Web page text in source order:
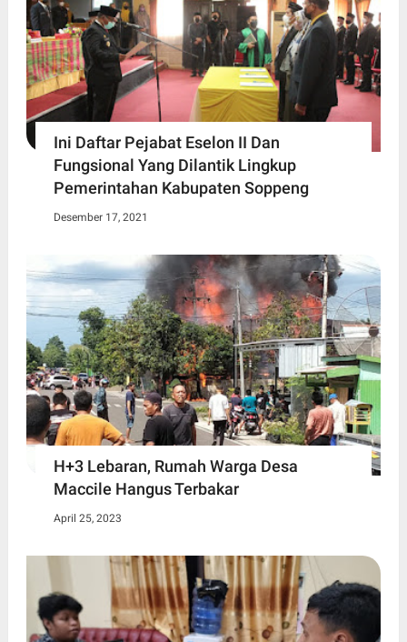
Ini Daftar Pejabat Eselon II Dan
Fungsional Yang Dilantik Lingkup
Pemerintahan Kabupaten Soppeng
Desember 17, 2021
H+3 Lebaran, Rumah Warga Desa
Maccile Hangus Terbakar
April 25, 2023